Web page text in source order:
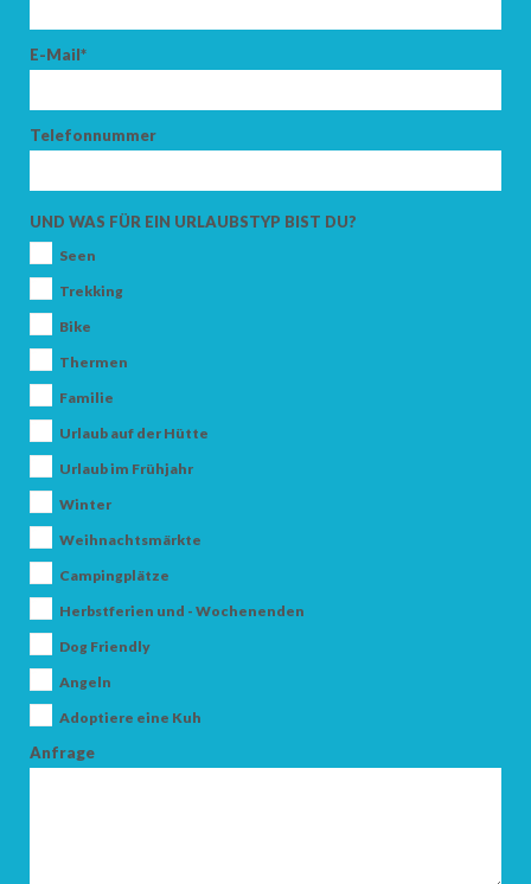
E-Mail*
Telefonnummer
UND WAS FÜR EIN URLAUBSTYP BIST DU?
Seen
Trekking
Bike
Thermen
Familie
Urlaub auf der Hütte
Urlaub im Frühjahr
Winter
Weihnachtsmärkte
Campingplätze
Herbstferien und - Wochenenden
Dog Friendly
Angeln
Adoptiere eine Kuh
Anfrage